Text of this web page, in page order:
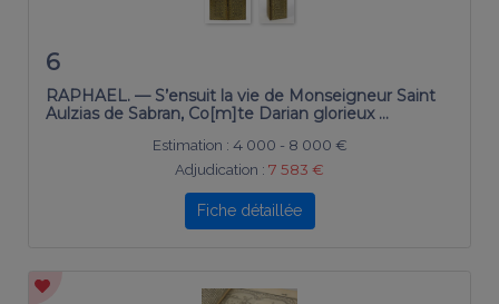
6
RAPHAEL. — S’ensuit la vie de Monseigneur Saint
Aulzias de Sabran, Co[m]te Darian glorieux …
Estimation : 4 000 - 8 000 €
Adjudication : 7 583 €
Fiche détaillée